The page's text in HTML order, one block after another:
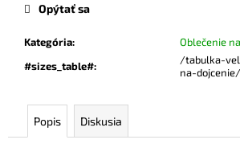
Kategória:
Oblečenie
#sizes_table#:
/tabulka-
na-dojcenie/
Opýtať sa
Popis Diskusia